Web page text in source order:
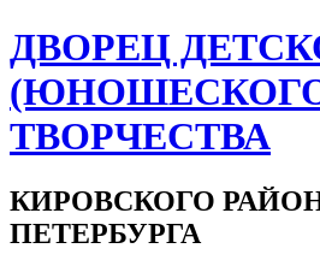
ДВОРЕЦ
ТВОРЧЕСТВА
КИРОВСКОГО
ПЕТЕРБУРГА